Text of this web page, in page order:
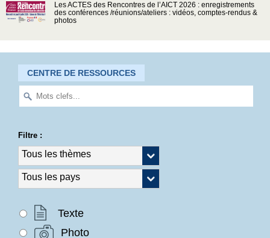
Les ACTES des Rencontres de l’AICT 2026 : enregistrements
des conférences /réunions/ateliers : vidéos, comptes-rendus &
photos
CENTRE DE RESSOURCES
Filtre :
Texte
Photo